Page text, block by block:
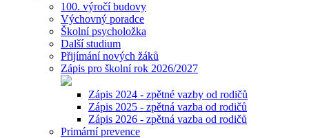
100. výročí budovy
Výchovný poradce
Školní psycholožka
Další studium
Přijímání nových žáků
Zápis pro školní rok 2026/2027
Zápis 2024 - zpětné vazby od rodičů
Zápis 2025 - zpětná vazba od rodičů
Zápis 2026 - zpětná vazba od rodičů
Primární prevence